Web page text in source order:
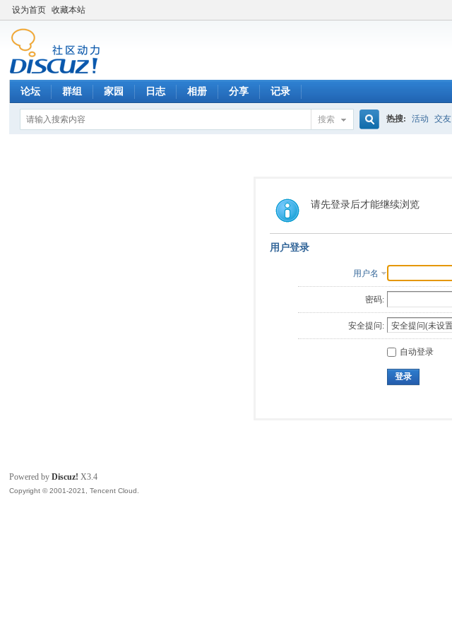
设为首页 收藏本站
论坛 群组 家园 日志 相册 分享 记录
搜索
索
热搜: 活动 交友
请先登录后才能继续浏览
用户登录
用户名
密码:
安全提问:
自动登录
登录
Powered byDiscuz! X3.4
Copyright © 2001-2021, Tencent Cloud.